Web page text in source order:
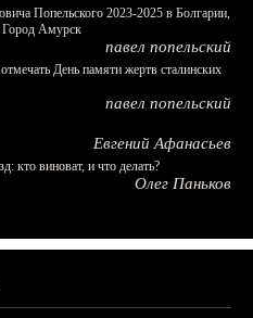
Попельского 2023-2025 в Болгарии,
Город Амурск
павел попельский
День памяти жертв сталинских
павел попельский
Евгений Афанасьев
кто виноват, и что делать?
Олег Паньков